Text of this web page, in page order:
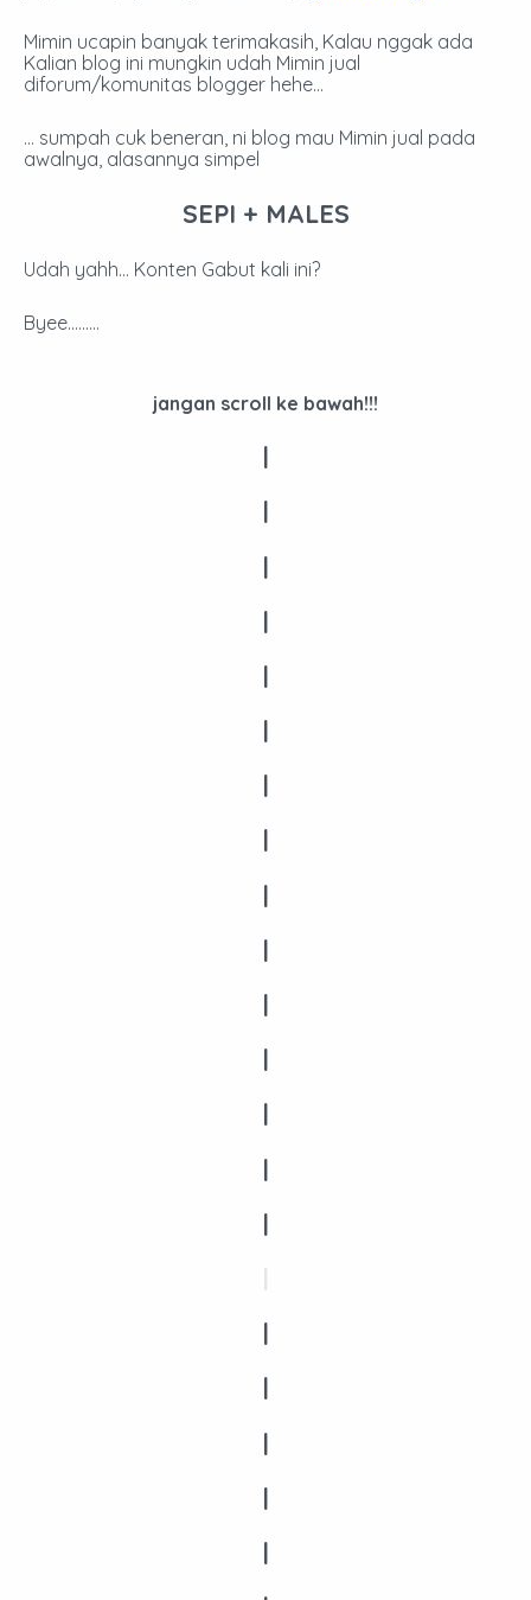
Mimin ucapin banyak terimakasih, Kalau nggak ada
Kalian blog ini mungkin udah Mimin jual
diforum/komunitas blogger hehe…
… sumpah cuk beneran, ni blog mau Mimin jual pada
awalnya, alasannya simpel
SEPI + MALES
Udah yahh… Konten Gabut kali ini?
Byee………
jangan scroll ke bawah!!!
|
|
|
|
|
|
|
|
|
|
|
|
|
|
|
|
|
|
|
|
|